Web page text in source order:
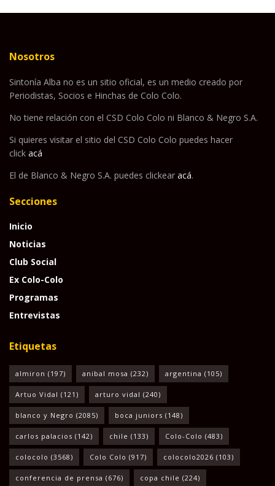
Nosotros
Sintonía Alba no es un sitio oficial, es un medio creado por
Periodistas, Socios e Hinchas de Colo Colo.
No tiene relación con el CSD Colo Colo ni Blanco & Negro S.A.
Si quieres visitar el sitio del CSD Colo Colo puedes hacer
click acá
El de Blanco & Negro S.A. puedes clickear acá.
Secciones
Inicio
Noticias
Club Social
Ex Colo-Colo
Programas
Entrevistas
Etiquetas
almiron (197) anibal mosa (232) argentina (105)
Artuo Vidal (121) arturo vidal (240)
blanco y Negro (2085) boca juniors (148)
carlos palacios (142) chile (133) Colo-Colo (483)
colocolo (3568) Colo Colo (917) colocolo2026 (103)
conferencia de prensa (676) copa chile (224)